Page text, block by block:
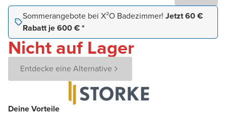
Deine Vorteile
Sommerangebote bei X²O Badezimmer! Jetzt 60 €
Rabatt je 600 € *
Nicht auf Lager
Entdecke eine Alternative